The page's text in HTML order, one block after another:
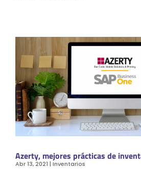
Azerty, mejores prácticas de
Abr 13, 2021 |Inventarios